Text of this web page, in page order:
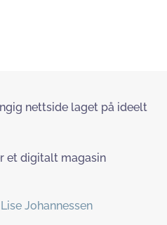
nettside laget på ideelt
et digitalt magasin
Johannessen